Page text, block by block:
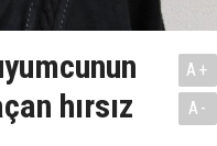
hırsız
A+
A-